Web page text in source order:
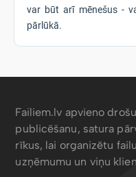
var būt arī mēnešus -
pārlūkā.
Failiem.lv apvieno
publicēšanu, satura
rīkus, lai organizētu
uzņēmumu un viņu